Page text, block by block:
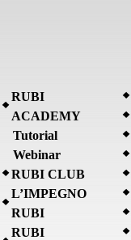
RUBI
ACADEMY
Tutorial
Webinar
RUBI CLUB
L’IMPEGNO
RUBI
RUBI